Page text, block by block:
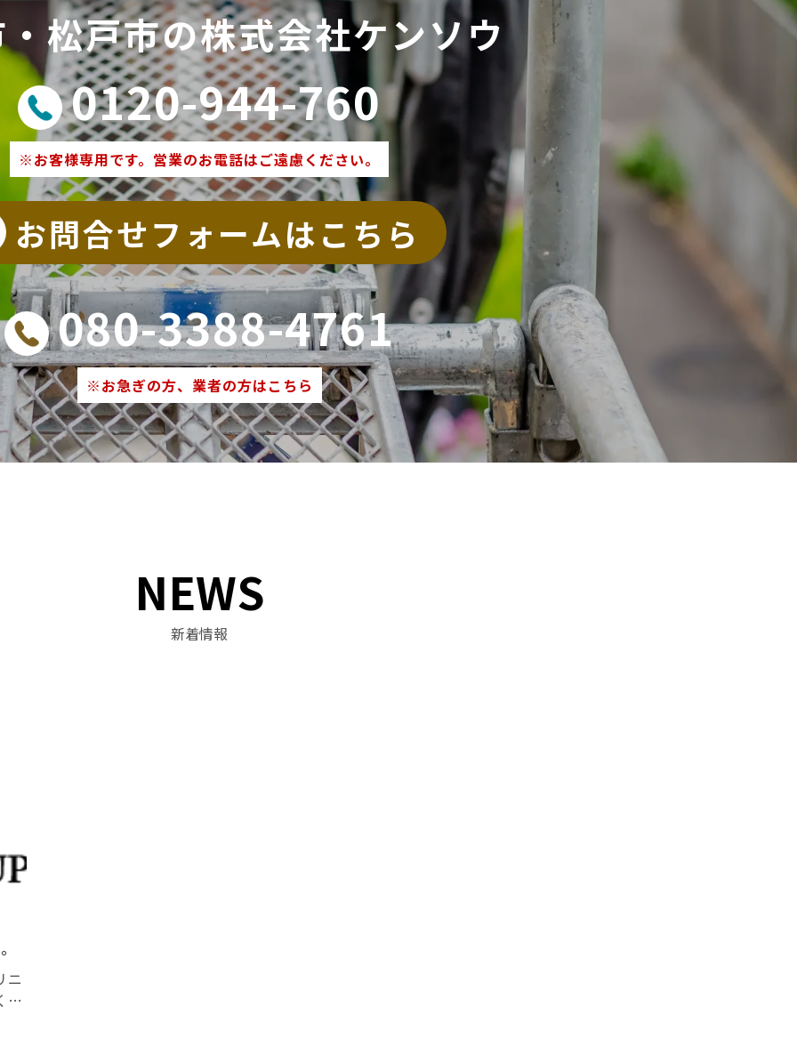
松戸市の株式会社ケンソウ
0120-944-760
※お客様専用です。営業のお電話はご遠慮ください。
お問合せフォームはこちら
080-3388-4761
※お急ぎの方、業者の方はこちら
NEWS
新着情報
ニ
、